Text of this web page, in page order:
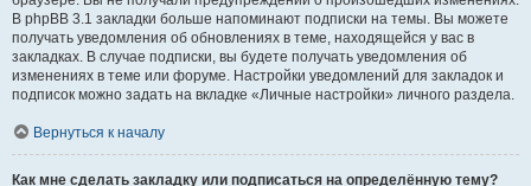
В phpBB 3.1 закладки больше напоминают подписки на темы. Вы можете
получать уведомления об обновлениях в теме, находящейся у вас в
закладках. В случае подписки, вы будете получать уведомления об
изменениях в теме или форуме. Настройки уведомлений для закладок и
подписок можно задать на вкладке «Личные настройки» личного раздела.
Вернуться к началу
Как мне сделать закладку или подписаться на определённую тему?